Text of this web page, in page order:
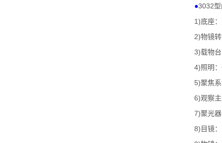
●3032
1)底座
2)物镜
3)载物
4)照明：
5)聚焦
6)观察
7)聚光器
8) 目镜